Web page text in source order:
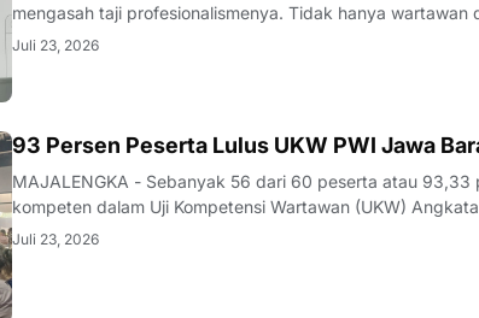
mengasah taji profesionalismenya. Tidak hanya wartawan
nakhoda redaksi pun merasa perlu kembali bercermin
Juli 23, 2026
93 Persen Peserta Lulus UKW PWI Jawa
MAJALENGKA - Sebanyak 56 dari 60 peserta atau
kompeten dalam Uji Kompetensi Wartawan (UKW)
Majalengka pada 22–23 Juli 2026.Penguji UKW, Rita,
Juli 23, 2026